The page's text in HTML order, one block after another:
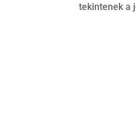
tekintenek a